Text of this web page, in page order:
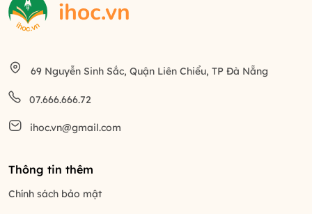
69 Nguyễn Sinh Sắc, Quận Liên Chiểu, TP Đà Nẵng
07.666.666.72
ihoc.vn@gmail.com
Thông tin thêm
Chính sách bảo mật